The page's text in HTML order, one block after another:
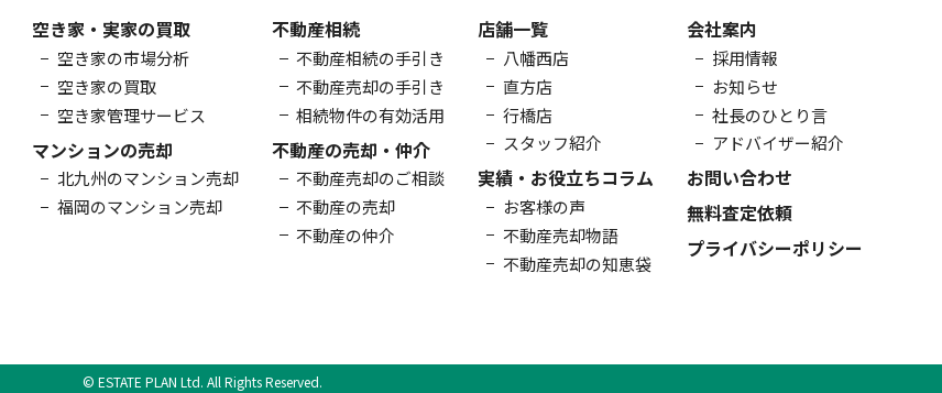
空き家・実家の買取
空き家の市場分析
空き家の買取
空き家管理サービス
マンションの売却
北九州のマンション売却
福岡のマンション売却
不動産相続
不動産相続の手引き
不動産売却の手引き
相続物件の有効活用
不動産の売却・仲介
不動産売却のご相談
不動産の売却
不動産の仲介
店舗一覧
八幡西店
直方店
行橋店
スタッフ紹介
実績・お役立ちコラム
お客様の声
不動産売却物語
不動産売却の知恵袋
会社案内
採用情報
お知らせ
社長のひとり言
アドバイザー紹介
お問い合わせ
無料査定依頼
プライバシーポリシー
© ESTATE PLAN Ltd. All Rights Reserved.